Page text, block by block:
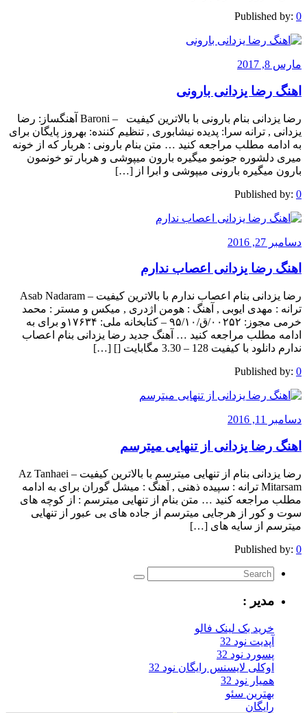
Published by: 0
مارس 8, 2017
اهنگ رضا یزدانی بارونی
رضا یزدانی بنام بارونی با بالاترین کیفیت – Baroni آهنگساز: رضا
یزدانی , ترانه سرا: پدیده نیشابوری , تنظیم کننده: بهروز پایگان برای
به ادامه مطلب مراجعه کنید … متن بنام بارونی : هربار که از خونه
میری دلشوره جونمو میگیره بارون میپوشی و هربار تو خونمون
بارون میگیره بارونی میپوشی و ابرا از […]
Published by: 0
دسامبر 27, 2016
اهنگ رضا یزدانی اعصاب ندارم
رضا یزدانی بنام اعصاب ندارم با بالاترین کیفیت – Asab Nadaram
ترانه : مهدی ایوبی , آهنگ : هومن اژدری , میکس و مستر : محمد
خرمی مجوز: ۰۰۲۵۲/ق/۹۵/۱۰ – کتابخانه ملی: ۱۷۶۳۴و برای به
ادامه مطلب مراجعه کنید … آهنگ جدید رضا یزدانی بنام اعصاب
ندارم دانلود با کیفیت 128 – 3.30 مگابایت [] […]
Published by: 0
دسامبر 11, 2016
اهنگ رضا یزدانی از تنهایی میترسم
رضا یزدانی بنام از تنهایی میترسم با بالاترین کیفیت – Az Tanhaei
Mitarsam ترانه : سپیده ذهنی , آهنگ : میشل گوران برای به ادامه
مطلب مراجعه کنید … متن بنام از تنهایی میترسم : از کوچه های
سوت و کور از هرجایی میترسم از جاده های بی عبور از تنهایی
میترسم از سایه های […]
Published by: 0
مدیر :
خرید بک لینک فالو
آپدیت نود 32
پسورد نود 32
اوکلی لایسنس رایگان نود 32
همیار نود 32
بهترین سئو
رایگان